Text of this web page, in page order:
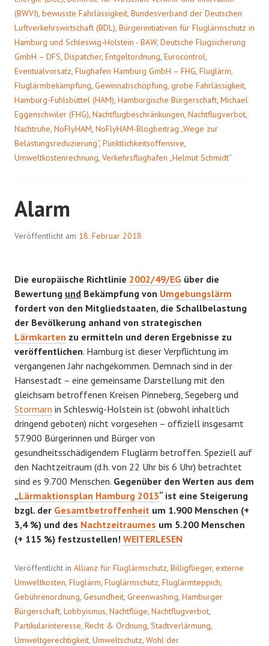
(BWVI), bewusste Fahrlässigkeit, Bundesverband der Deutschen
Luftverkehrswirtschaft (BDL), Bürgerinitiativen für Fluglärmschutz in
Hamburg und Schleswig-Holstein - BAW, Deutsche Flugsicherung
GmbH – DFS, Dispatcher, Entgeltordnung, Eurocontrol,
Eventualvorsatz, Flughafen Hamburg GmbH – FHG, Fluglärm,
Fluglärmbekämpfung, Gewinnabschöpfung, grobe Fahrlässigkeit,
Hamburg-Fuhlsbüttel (HAM), Hamburgische Bürgerschaft, Michael
Eggenschwiler (FHG), Nachtflugbeschränkungen, Nachtflugverbot,
Nachtruhe, NoFlyHAM, NoFlyHAM-Blogbeitrag „Wege zur
Belastungsreduzierung“, Pünktlichkeitsoffensive,
Umweltkostenrechnung, Verkehrsflughafen „Helmut Schmidt“
Alarm
Veröffentlicht am 18. Februar 2018
Die europäische Richtlinie 2002/49/EG über die
Bewertung und Bekämpfung von Umgebungslärm
fordert von den Mitgliedstaaten, die Schallbelastung
der Bevölkerung anhand von strategischen
Lärmkarten zu ermitteln und deren Ergebnisse zu
veröffentlichen. Hamburg ist dieser Verpflichtung im
vergangenen Jahr nachgekommen. Demnach sind in der
Hansestadt – eine gemeinsame Darstellung mit den
gleichsam betroffenen Kreisen Pinneberg, Segeberg und
Stormarn in Schleswig-Holstein ist (obwohl inhaltlich
dringend geboten) nicht vorgesehen – offiziell insgesamt
57.900 Bürgerinnen und Bürger von
gesundheitsschädigendem Fluglärm betroffen. Speziell auf
den Nachtzeitraum (d.h. von 22 Uhr bis 6 Uhr) betrachtet
sind es 9.700 Menschen. Gegenüber den Werten aus dem
„Lärmaktionsplan Hamburg 2013“ ist eine Steigerung
bzgl. der Gesamtbetroffenheit um 1.900 Menschen (+
3,4 %) und des Nachtzeitraumes um 5.200 Menschen
(+ 115 %) festzustellen! ALARM
WEITERLESEN
Veröffentlicht in Allianz für Fluglärmschutz, Billigflieger, externe
Umweltkosten, Fluglärm, Fluglärmschutz, Fluglärmteppich,
Gebührenordnung, Gesundheit, Greenwashing, Hamburger
Bürgerschaft, Lobbyismus, Nachtflüge, Nachtflugverbot,
Partikularinteresse, Recht & Ordnung, Stadtverlärmung,
Umweltgerechtigkeit, Umweltschutz, Wohl der